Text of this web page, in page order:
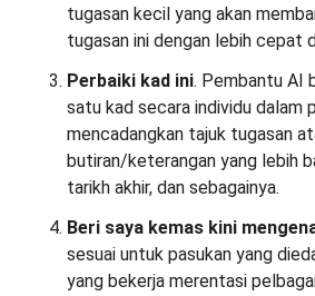
tugasan kecil yang akan
tugasan ini dengan lebih cepat
Perbaiki kad ini. Pembantu AI
satu kad secara individu dalam
mencadangkan tajuk tugasan
butiran/keterangan yang lebih
tarikh akhir, dan sebagainya.
Beri saya kemas kini
sesuai untuk pasukan yang
yang bekerja merentasi